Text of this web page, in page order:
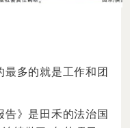
多的就是工作和团
告》是田禾的法治国